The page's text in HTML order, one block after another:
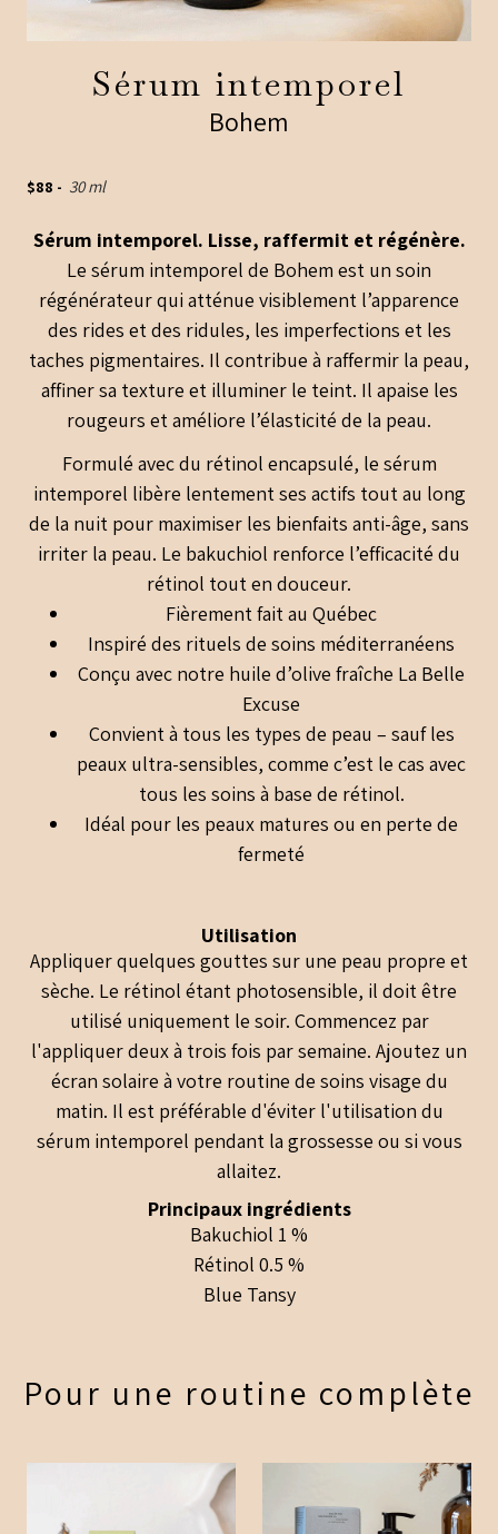
Sérum intemporel
Bohem
$88 - 30 ml
Sérum intemporel. Lisse, raffermit et régénère.
Le sérum intemporel de Bohem est un soin
régénérateur qui atténue visiblement l’apparence
des rides et des ridules, les imperfections et les
taches pigmentaires. Il contribue à raffermir la peau,
affiner sa texture et illuminer le teint. Il apaise les
rougeurs et améliore l’élasticité de la peau.
Formulé avec du rétinol encapsulé, le sérum
intemporel libère lentement ses actifs tout au long
de la nuit pour maximiser les bienfaits anti-âge, sans
irriter la peau. Le bakuchiol renforce l’efficacité du
rétinol tout en douceur.
Fièrement fait au Québec
Inspiré des rituels de soins méditerranéens
Conçu avec notre huile d’olive fraîche La Belle
Excuse
Convient à tous les types de peau – sauf les
peaux ultra-sensibles, comme c’est le cas avec
tous les soins à base de rétinol.
Idéal pour les peaux matures ou en perte de
fermeté
Utilisation
Appliquer quelques gouttes sur une peau propre et
sèche. Le rétinol étant photosensible, il doit être
utilisé uniquement le soir. Commencez par
l'appliquer deux à trois fois par semaine. Ajoutez un
écran solaire à votre routine de soins visage du
matin. Il est préférable d'éviter l'utilisation du
sérum intemporel pendant la grossesse ou si vous
allaitez.
Principaux ingrédients
Bakuchiol 1 %
Rétinol 0.5 %
Blue Tansy
Pour une routine complète